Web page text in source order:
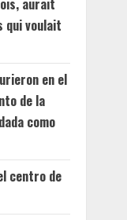
aurait
qui voulait
en el
de la
como
centro de